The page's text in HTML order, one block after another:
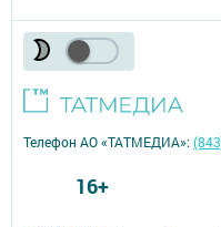
Телефон АО «ТАТМЕДИА»:
16+